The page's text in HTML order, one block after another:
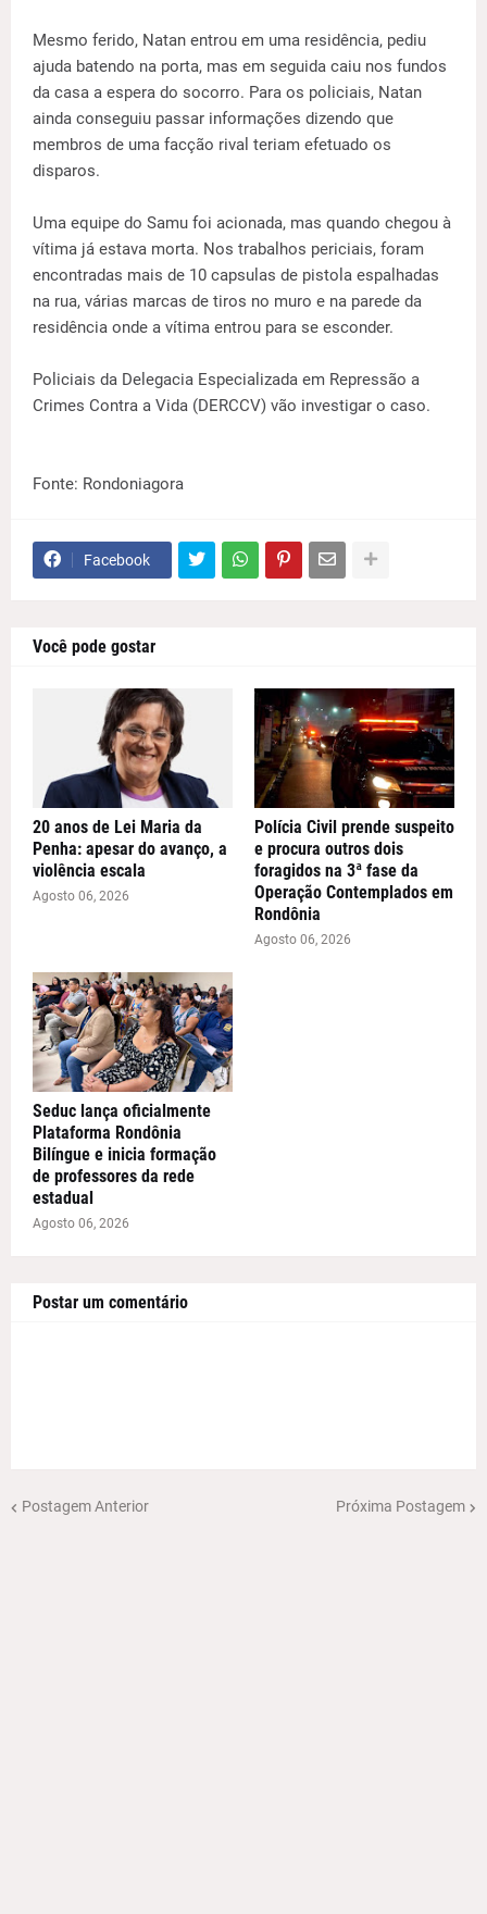
Mesmo ferido, Natan entrou em uma residência, pediu
ajuda batendo na porta, mas em seguida caiu nos fundos
da casa a espera do socorro. Para os policiais, Natan
ainda conseguiu passar informações dizendo que
membros de uma facção rival teriam efetuado os
disparos.
Uma equipe do Samu foi acionada, mas quando chegou à
vítima já estava morta. Nos trabalhos periciais, foram
encontradas mais de 10 capsulas de pistola espalhadas
na rua, várias marcas de tiros no muro e na parede da
residência onde a vítima entrou para se esconder.
Policiais da Delegacia Especializada em Repressão a
Crimes Contra a Vida (DERCCV) vão investigar o caso.
Fonte: Rondoniagora
Facebook
Você pode gostar
20 anos de Lei Maria da
Penha: apesar do avanço, a
violência escala
Agosto 06, 2026
Polícia Civil prende suspeito
e procura outros dois
foragidos na 3ª fase da
Operação Contemplados em
Rondônia
Agosto 06, 2026
Seduc lança oficialmente
Plataforma Rondônia
Bilíngue e inicia formação
de professores da rede
estadual
Agosto 06, 2026
Postar um comentário
Postagem Anterior Próxima Postagem